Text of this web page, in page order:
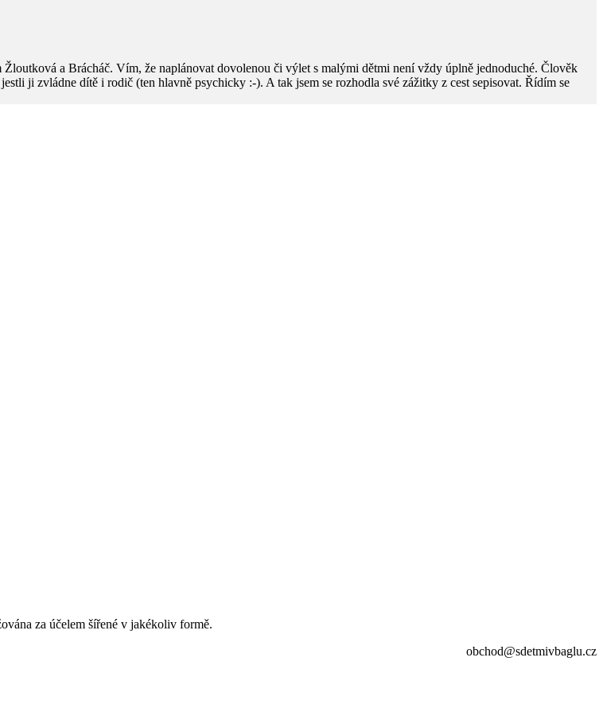
a Brácháč. Vím, že naplánovat dovolenou či výlet s malými dětmi není vždy úplně jednoduché. Člověk
ji zvládne dítě i rodič (ten hlavně psychicky :-). A tak jsem se rozhodla své zážitky z cest sepisovat. Řídím se
za účelem šířené v jakékoliv formě.
obchod@sdetmivbaglu.cz